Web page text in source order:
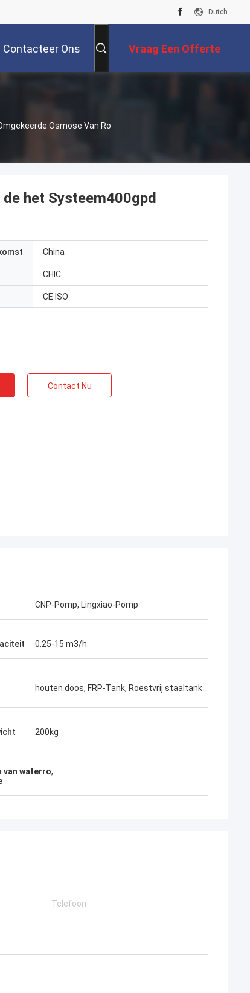
Dutch
Contacteer Ons Vraag Een Offerte
Osmose Van Ro
het Systeem400gpd
China
CHIC
CE ISO
Contact Nu
CNP-Pomp, Lingxiao-Pomp
0.25-15 m3/h
houten doos, FRP-Tank, Roestvrij staaltank
200kg
van waterro,